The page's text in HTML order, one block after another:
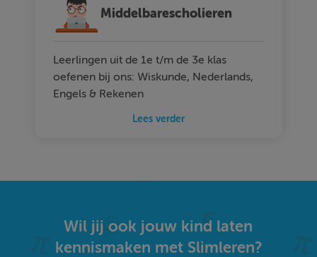
Middelbarescholieren
Leerlingen uit de 1e t/m de 3e klas
oefenen bij ons: Wiskunde, Nederlands,
Engels & Rekenen
Lees verder
Wil jij ook jouw kind laten
kennismaken met Slimleren?